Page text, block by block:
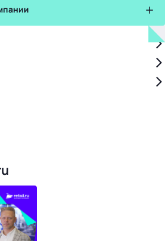
в бизнес-центре: